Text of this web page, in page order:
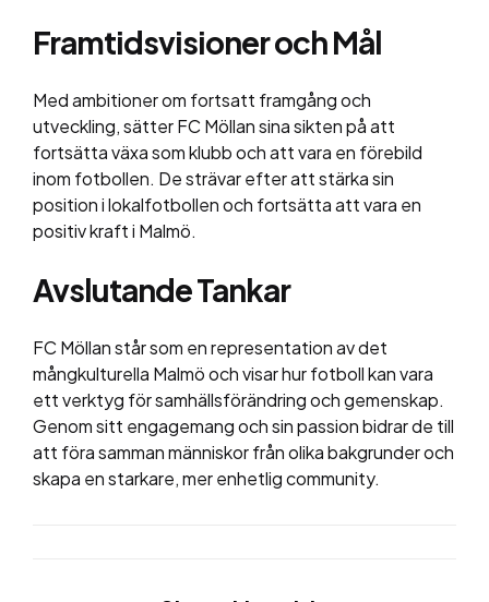
Framtidsvisioner och Mål
Med ambitioner om fortsatt framgång och
utveckling, sätter FC Möllan sina sikten på att
fortsätta växa som klubb och att vara en förebild
inom fotbollen. De strävar efter att stärka sin
position i lokalfotbollen och fortsätta att vara en
positiv kraft i Malmö.
Avslutande Tankar
FC Möllan står som en representation av det
mångkulturella Malmö och visar hur fotboll kan vara
ett verktyg för samhällsförändring och gemenskap.
Genom sitt engagemang och sin passion bidrar de till
att föra samman människor från olika bakgrunder och
skapa en starkare, mer enhetlig community.